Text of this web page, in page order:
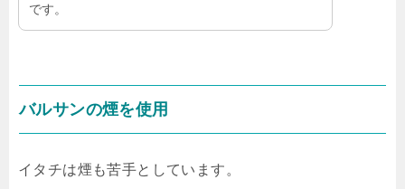
です。
バルサンの煙を使用
イタチは煙も苦手としています。